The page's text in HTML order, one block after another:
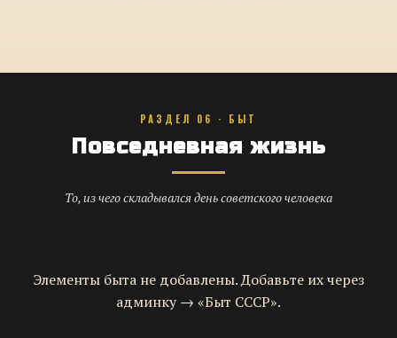
РАЗДЕЛ 06 · БЫТ
Повседневная жизнь
То, из чего складывался день советского человека
Элементы быта не добавлены. Добавьте их через
админку → «Быт СССР».